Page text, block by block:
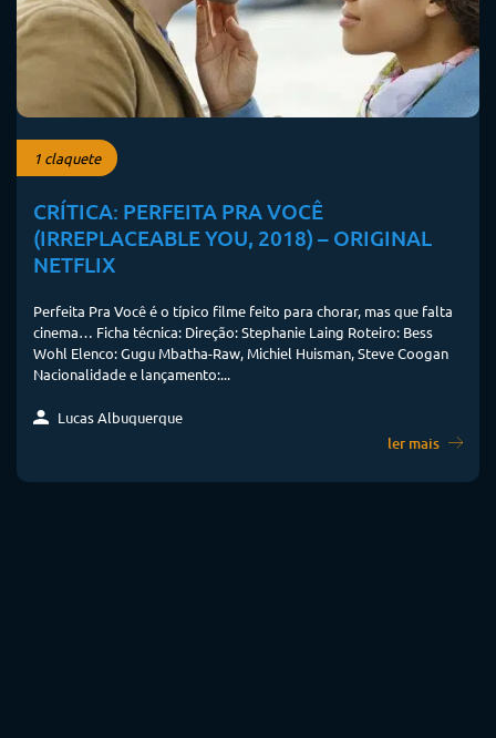
1 claquete
CRÍTICA: PERFEITA PRA VOCÊ
(IRREPLACEABLE YOU, 2018) – ORIGINAL
NETFLIX
Perfeita Pra Você é o típico filme feito para chorar, mas que falta
cinema… Ficha técnica: Direção: Stephanie Laing Roteiro: Bess
Wohl Elenco: Gugu Mbatha-Raw, Michiel Huisman, Steve Coogan
Nacionalidade e lançamento:...
Lucas Albuquerque
ler mais